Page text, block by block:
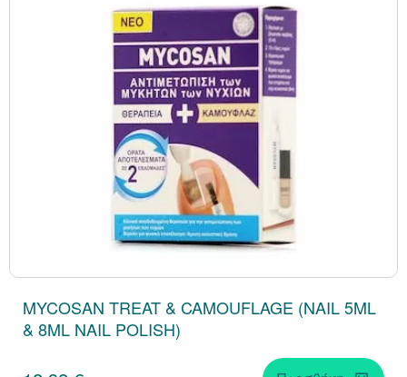
MYCOSAN TREAT & CAMOUFLAGE (NAIL 5ML
& 8ML NAIL POLISH)